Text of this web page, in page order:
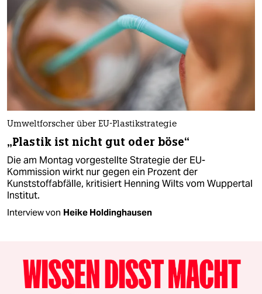
Umweltforscher über EU-Plastikstrategie
„Plastik ist nicht gut oder böse“
Die am Montag vorgestellte Strategie der EU-
Kommission wirkt nur gegen ein Prozent der
Kunststoffabfälle, kritisiert Henning Wilts vom Wuppertal
Institut.
Interview von Heike Holdinghausen